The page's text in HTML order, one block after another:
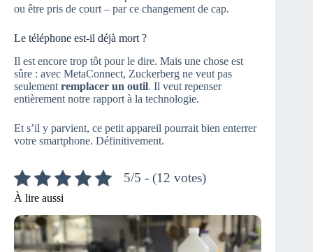
ou être pris de court – par ce changement de cap.
Le téléphone est-il déjà mort ?
Il est encore trop tôt pour le dire. Mais une chose est
sûre : avec MetaConnect, Zuckerberg ne veut pas
seulement remplacer un outil. Il veut repenser
entièrement notre rapport à la technologie.
Et s’il y parvient, ce petit appareil pourrait bien enterrer
votre smartphone. Définitivement.
5/5 - (12 votes)
À lire aussi